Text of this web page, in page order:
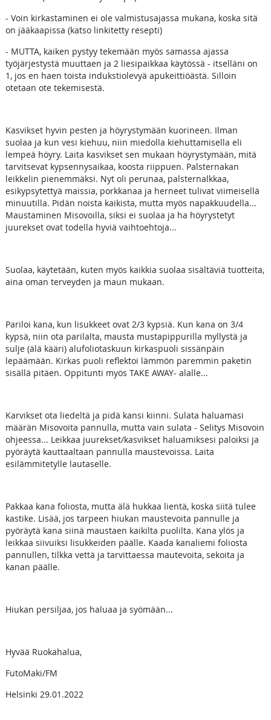
- Voin kirkastaminen ei ole valmistusajassa mukana, koska sitä
on jääkaapissa (katso linkitetty resepti)
- MUTTA, kaiken pystyy tekemään myös samassa ajassa
työjärjestystä muuttaen ja 2 liesipaikkaa käytössä - itselläni on
1, jos en haen toista indukstiolevyä apukeittiöästä. Silloin
otetaan ote tekemisestä.
Kasvikset hyvin pesten ja höyrystymään kuorineen. Ilman
suolaa ja kun vesi kiehuu, niin miedolla kiehuttamisella eli
lempeä höyry. Laita kasvikset sen mukaan höyrystymään, mitä
tarvitsevat kypsennysaikaa, koosta riippuen. Palsternakan
leikkelin pienemmäksi. Nyt oli perunaa, palsternalkkaa,
esikypsytettyä maissia, porkkanaa ja herneet tulivat viimeisellä
minuutilla. Pidän noista kaikista, mutta myös napakkuudella...
Maustaminen Misovoilla, siksi ei suolaa ja ha höyrystetyt
juurekset ovat todella hyviä vaihtoehtoja...
Suolaa, käytetään, kuten myös kaikkia suolaa sisältäviä tuotteita,
aina oman terveyden ja maun mukaan.
Pariloi kana, kun lisukkeet ovat 2/3 kypsiä. Kun kana on 3/4
kypsä, niin ota parilalta, mausta mustapippurilla myllystä ja
sulje (älä kääri) alufoliotaskuun kirkaspuoli sissänpäin
lepäämään. Kirkas puoli reflektoi lämmön paremmin paketin
sisällä pitäen. Oppitunti myös TAKE AWAY- alalle...
Karvikset ota liedeltä ja pidä kansi kiinni. Sulata haluamasi
määrän Misovoita pannulla, mutta vain sulata - Selitys Misovoin
ohjeessa... Leikkaa juurekset/kasvikset haluamiksesi paloiksi ja
pyöräytä kauttaaltaan pannulla maustevoissa. Laita
esilämmitetylle lautaselle.
Pakkaa kana foliosta, mutta älä hukkaa lientä, koska siitä tulee
kastike. Lisää, jos tarpeen hiukan maustevoita pannulle ja
pyöräytä kana siinä maustaen kaikilta puolilta. Kana ylös ja
leikkaa siivuiksi lisukkeiden päälle. Kaada kanaliemi foliosta
pannullen, tilkka vettä ja tarvittaessa mautevoita, sekoita ja
kanan päälle.
Hiukan persiljaa, jos haluaa ja syömään...
Hyvää Ruokahalua,
FutoMaki/FM
Helsinki 29.01.2022